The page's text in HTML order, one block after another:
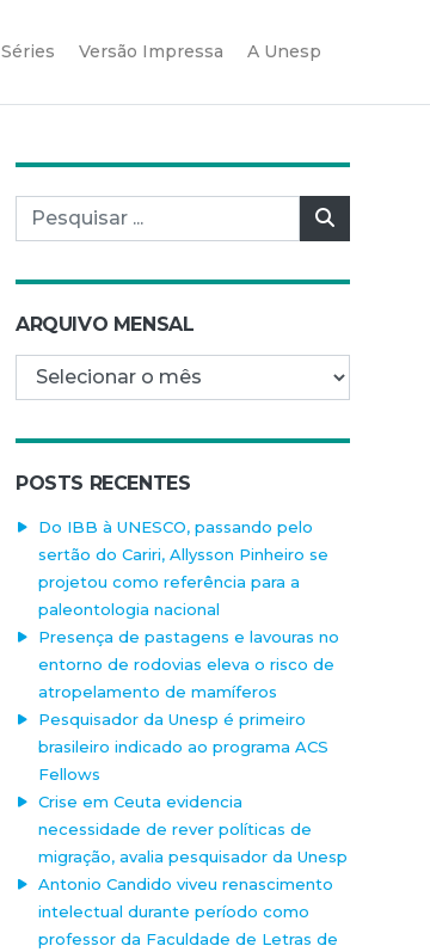
Séries Versão Impressa A Unesp
Pesquisar por:
ARQUIVO MENSAL
Arquivo mensal
POSTS RECENTES
Do IBB à UNESCO, passando pelo
sertão do Cariri, Allysson Pinheiro se
projetou como referência para a
paleontologia nacional
Presença de pastagens e lavouras no
entorno de rodovias eleva o risco de
atropelamento de mamíferos
Pesquisador da Unesp é primeiro
brasileiro indicado ao programa ACS
Fellows
Crise em Ceuta evidencia
necessidade de rever políticas de
migração, avalia pesquisador da Unesp
Antonio Candido viveu renascimento
intelectual durante período como
professor da Faculdade de Letras de